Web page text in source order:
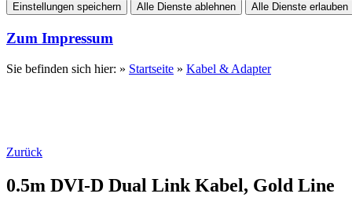
Einstellungen speichern Alle Dienste ablehnen Alle Dienste erlauben
Zum Impressum
Sie befinden sich hier: » Startseite » Kabel & Adapter
Zurück
0.5m DVI-D Dual Link Kabel, Gold Line